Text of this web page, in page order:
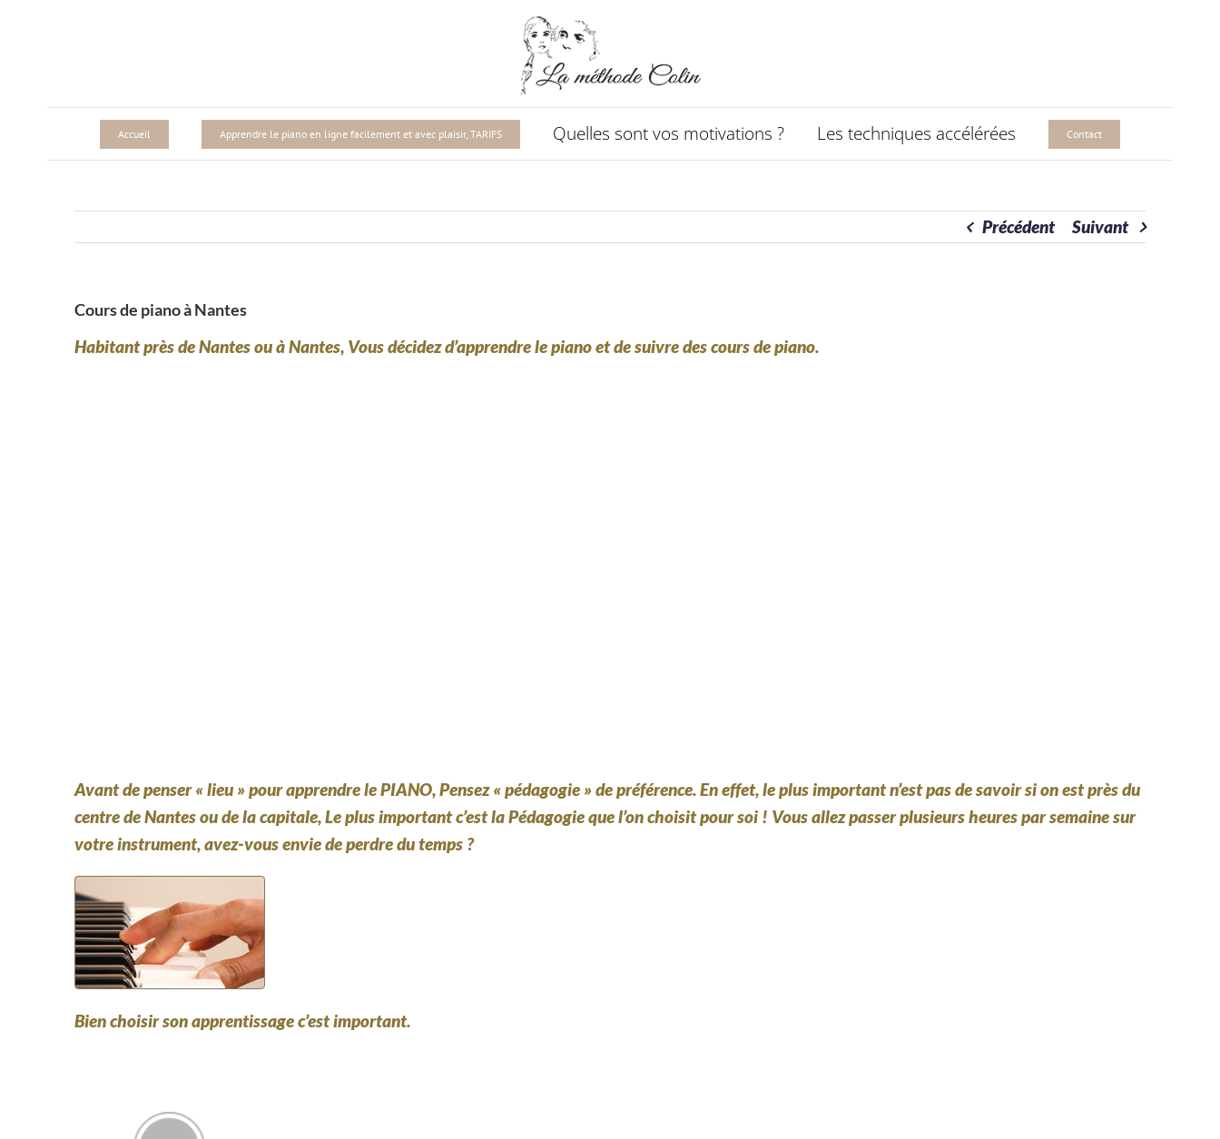
Accueil Apprendre le piano en ligne facilement et avec plaisir, TARIFS Quelles sont vos motivations ? Les techniques accélérées Contact
Précédent Suivant
Cours de piano à Nantes
Habitant près de Nantes ou à Nantes, Vous décidez d’apprendre le piano et de suivre des cours de piano.
Avant de penser « lieu » pour apprendre le PIANO, Pensez « pédagogie » de préférence. En effet, le plus important n’est pas de savoir si on est près du
centre de Nantes ou de la capitale, Le plus important c’est la Pédagogie que l’on choisit pour soi ! Vous allez passer plusieurs heures par semaine sur
votre instrument, avez-vous envie de perdre du temps ?
Bien choisir son apprentissage c’est important.